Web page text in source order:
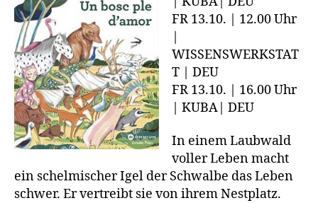
FR 13.10. | 12.00 Uhr
|
WISSENSWERKSTAT
T | DEU
FR 13.10. | 16.00 Uhr
| KUBA| DEU
In einem Laubwald
voller Leben macht
ein schelmischer Igel der Schwalbe das Leben
schwer. Er vertreibt sie von ihrem Nestplatz.